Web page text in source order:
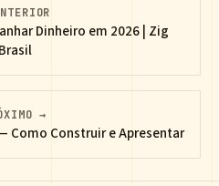
Dinheiro em 2026 | Zig
Brasil
→
Como Construir e Apresentar